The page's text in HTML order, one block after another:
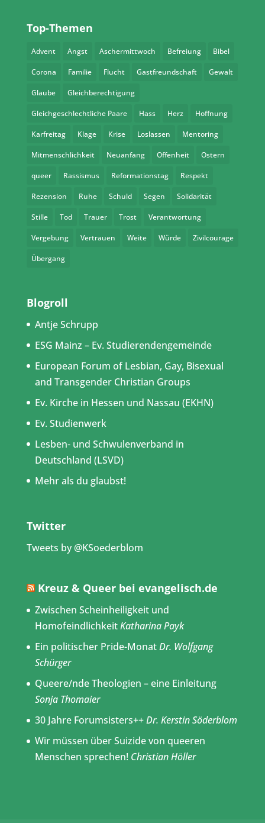
Top-Themen
Advent Angst Aschermittwoch Befreiung Bibel
Corona Familie Flucht Gastfreundschaft Gewalt
Glaube Gleichberechtigung
Gleichgeschlechtliche Paare Hass Herz Hoffnung
Karfreitag Klage Krise Loslassen Mentoring
Mitmenschlichkeit Neuanfang Offenheit Ostern
queer Rassismus Reformationstag Respekt
Rezension Ruhe Schuld Segen Solidarität
Stille Tod Trauer Trost Verantwortung
Vergebung Vertrauen Weite Würde Zivilcourage
Übergang
Blogroll
Antje Schrupp
ESG Mainz – Ev. Studierendengemeinde
European Forum of Lesbian, Gay, Bisexual
and Transgender Christian Groups
Ev. Kirche in Hessen und Nassau (EKHN)
Ev. Studienwerk
Lesben- und Schwulenverband in
Deutschland (LSVD)
Mehr als du glaubst!
Twitter
Tweets by @KSoederblom
Kreuz & Queer bei evangelisch.de
Zwischen Scheinheiligkeit und
HomofeindlichkeitKatharina Payk
Ein politischer Pride-MonatDr. Wolfgang
Schürger
Queere/nde Theologien – eine Einleitung
Sonja Thomaier
30 Jahre Forumsisters++Dr. Kerstin Söderblom
Wir müssen über Suizide von queeren
Menschen sprechen! Christian Höller